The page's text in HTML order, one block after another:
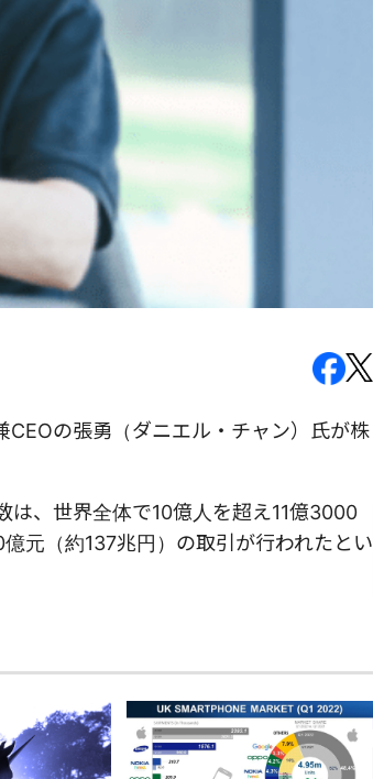
の張勇（ダニエル・チャン）氏が株
は、世界全体で10億人を超え11億3000
元（約137兆円）の取引が行われたとい